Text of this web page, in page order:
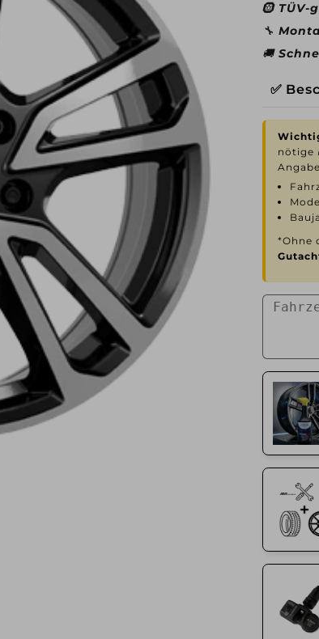
🛞 TÜV-
🔧
🚚
✅
nötige
*Ohne